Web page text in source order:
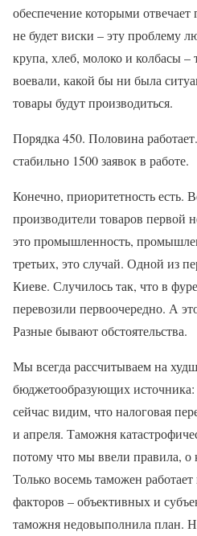
обеспечение которыми отвечает
не будет виски – эту проблему
крупа, хлеб, молоко и колбасы –
воевали, какой бы ни была
товары будут производиться.
Порядка 450. Половина
стабильно 1500 заявок в работе.
Конечно, приоритетность есть.
производители товаров первой
это промышленность,
третьих, это случай. Одной из
Киеве. Случилось так, что в
перевозили первоочередно. А
Разные бывают обстоятельства.
Мы всегда рассчитываем на
бюджетообразующих
сейчас видим, что налоговая
и апреля. Таможня
потому что мы ввели правила, о
Только восемь таможен
факторов – объективных и
таможня недовыполнила план.